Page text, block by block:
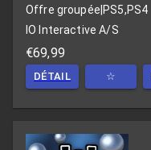
Offre groupée PS5,PS4
IO Interactive A/S
€69,99
DÉTAIL ☆